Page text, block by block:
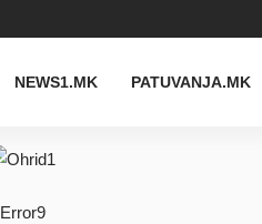
NEWS1.MK PATUVANJA.MK
Error9